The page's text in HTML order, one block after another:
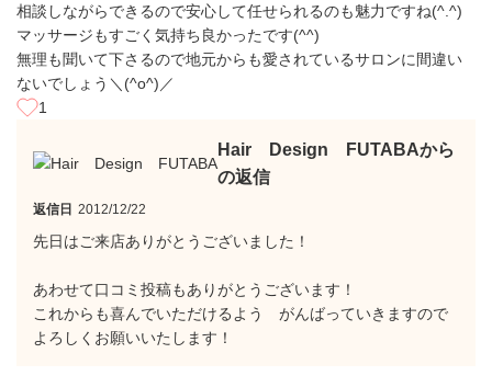
相談しながらできるので安心して任せられるのも魅力ですね(^.^)
マッサージもすごく気持ち良かったです(^^)
無理も聞いて下さるので地元からも愛されているサロンに間違い
ないでしょう＼(^o^)／
1
Hair Design FUTABAから
の返信
返信日 2012/12/22
先日はご来店ありがとうございました！
あわせて口コミ投稿もありがとうございます！
これからも喜んでいただけるよう がんばっていきますので
よろしくお願いいたします！